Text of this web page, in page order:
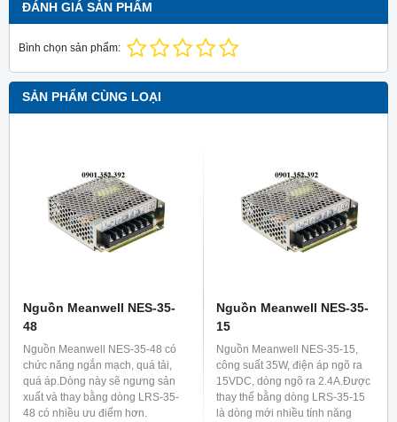
ĐÁNH GIÁ SẢN PHẨM
Bình chọn sản phẩm:
SẢN PHẨM CÙNG LOẠI
Nguồn Meanwell NES-35-
48
Nguồn Meanwell NES-35-48 có
chức năng ngắn mạch, quá tải,
quá áp.Dòng này sẽ ngưng sản
xuất và thay bằng dòng LRS-35-
48 có nhiều ưu điểm hơn.
Nguồn Meanwell NES-35-
15
Nguồn Meanwell NES-35-15,
công suất 35W, điện áp ngõ ra
15VDC, dòng ngõ ra 2.4A.Được
thay thế bằng dòng LRS-35-15
là dòng mới nhiều tính năng